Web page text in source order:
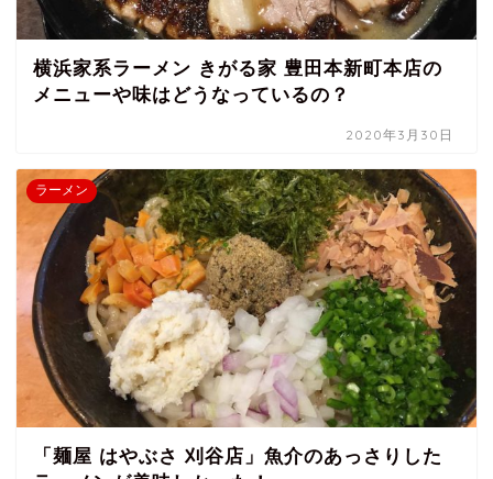
横浜家系ラーメン きがる家 豊田本新町本店の
メニューや味はどうなっているの？
2020年3月30日
ラーメン
「麺屋 はやぶさ 刈谷店」魚介のあっさりした